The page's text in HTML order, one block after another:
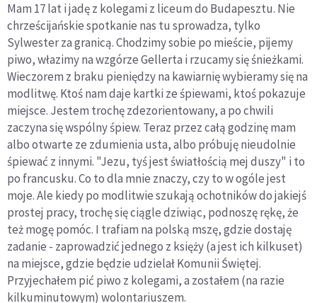
Mam 17 lat i jadę z kolegami z liceum do Budapesztu. Nie
chrześcijańskie spotkanie nas tu sprowadza, tylko
Sylwester za granicą. Chodzimy sobie po mieście, pijemy
piwo, włazimy na wzgórze Gellerta i rzucamy się śnieżkami.
Wieczorem z braku pieniędzy na kawiarnię wybieramy się na
modlitwę. Ktoś nam daje kartki ze śpiewami, ktoś pokazuje
miejsce. Jestem trochę zdezorientowany, a po chwili
zaczyna się wspólny śpiew. Teraz przez całą godzinę mam
albo otwarte ze zdumienia usta, albo próbuję nieudolnie
śpiewać z innymi. "Jezu, tyś jest światłością mej duszy" i to
po francusku. Co to dla mnie znaczy, czy to w ogóle jest
moje. Ale kiedy po modlitwie szukają ochotników do jakiejś
prostej pracy, trochę się ciągle dziwiąc, podnoszę rękę, że
też mogę pomóc. I trafiam na polską mszę, gdzie dostaję
zadanie - zaprowadzić jednego z księży (a jest ich kilkuset)
na miejsce, gdzie będzie udzielał Komunii Świętej.
Przyjechałem pić piwo z kolegami, a zostałem (na razie
kilkuminutowym) wolontariuszem.